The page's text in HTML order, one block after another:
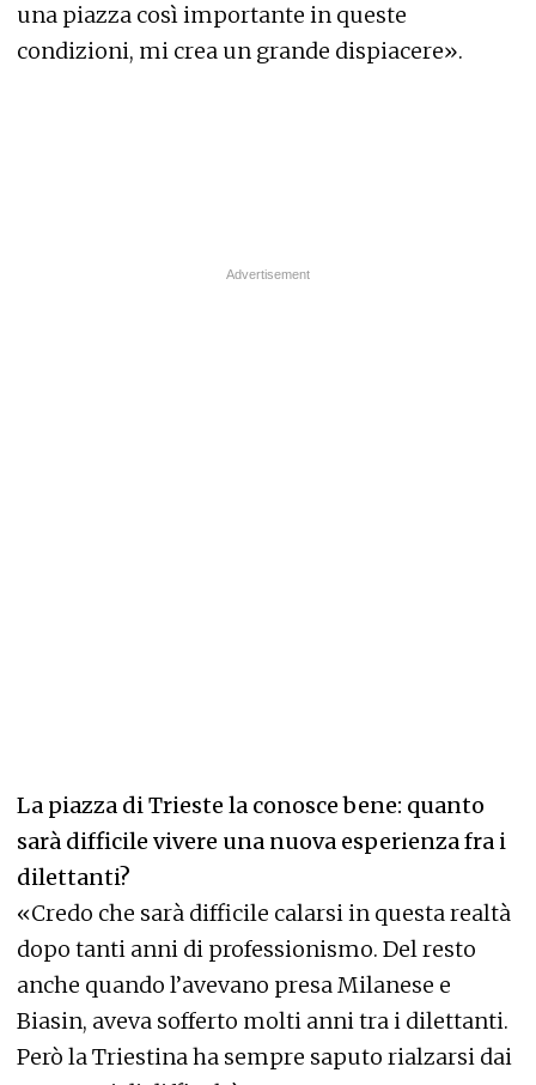
una piazza così importante in queste
condizioni, mi crea un grande dispiacere».
La piazza di Trieste la conosce bene: quanto
sarà difficile vivere una nuova esperienza fra i
dilettanti?
«Credo che sarà difficile calarsi in questa realtà
dopo tanti anni di professionismo. Del resto
anche quando l’avevano presa Milanese e
Biasin, aveva sofferto molti anni tra i dilettanti.
Però la Triestina ha sempre saputo rialzarsi dai